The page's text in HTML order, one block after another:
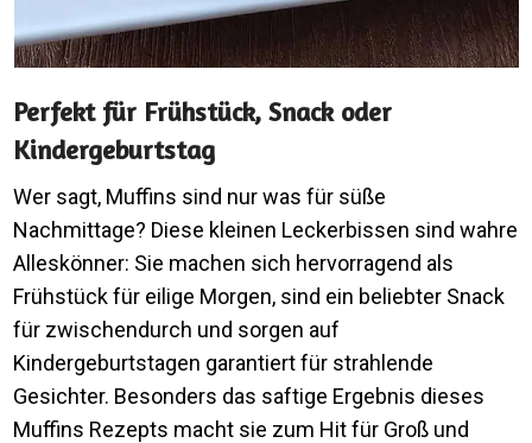
Perfekt für Frühstück, Snack oder
Kindergeburtstag
Wer sagt, Muffins sind nur was für süße
Nachmittage? Diese kleinen Leckerbissen sind wahre
Alleskönner: Sie machen sich hervorragend als
Frühstück für eilige Morgen, sind ein beliebter Snack
für zwischendurch und sorgen auf
Kindergeburtstagen garantiert für strahlende
Gesichter. Besonders das saftige Ergebnis dieses
Muffins Rezepts macht sie zum Hit für Groß und